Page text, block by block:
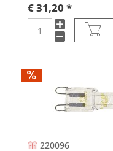
€ 31,20 *
220096